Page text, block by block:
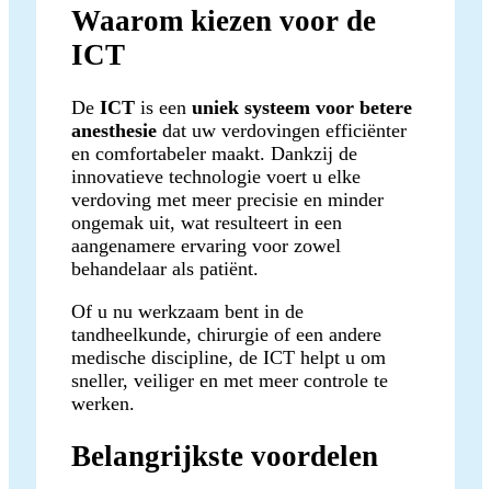
Waarom kiezen voor de
ICT
De ICT is een uniek systeem voor betere
anesthesie dat uw verdovingen efficiënter
en comfortabeler maakt. Dankzij de
innovatieve technologie voert u elke
verdoving met meer precisie en minder
ongemak uit, wat resulteert in een
aangenamere ervaring voor zowel
behandelaar als patiënt.
Of u nu werkzaam bent in de
tandheelkunde, chirurgie of een andere
medische discipline, de ICT helpt u om
sneller, veiliger en met meer controle te
werken.
Belangrijkste voordelen